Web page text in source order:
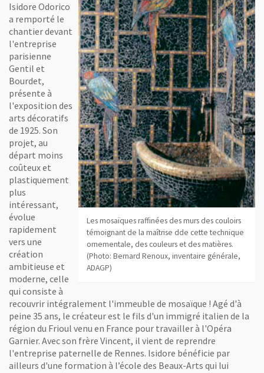
Les mosaïques raffinées des murs des couloirs
témoignant de la maîtrise dde cette technique
ornementale, des couleurs et des matières.
(Photo: Bernard Renoux, inventaire générale,
ADAGP)
Isidore Odorico
a remporté le
chantier devant
l'entreprise
parisienne
Gentil et
Bourdet,
présente à
l'exposition des
arts décoratifs
de 1925. Son
projet, au
départ moins
coûteux et
plastiquement
plus
intéressant,
évolue
rapidement
vers une
création
ambitieuse et
moderne, celle
qui consiste à
recouvrir intégralement l'immeuble de mosaïque ! Agé d'à
peine 35 ans, le créateur est le fils d'un immigré italien de la
région du Frioul venu en France pour travailler à l'Opéra
Garnier. Avec son frère Vincent, il vient de reprendre
l'entreprise paternelle de Rennes. Isidore bénéficie par
ailleurs d'une formation à l’école des Beaux-Arts qui lui